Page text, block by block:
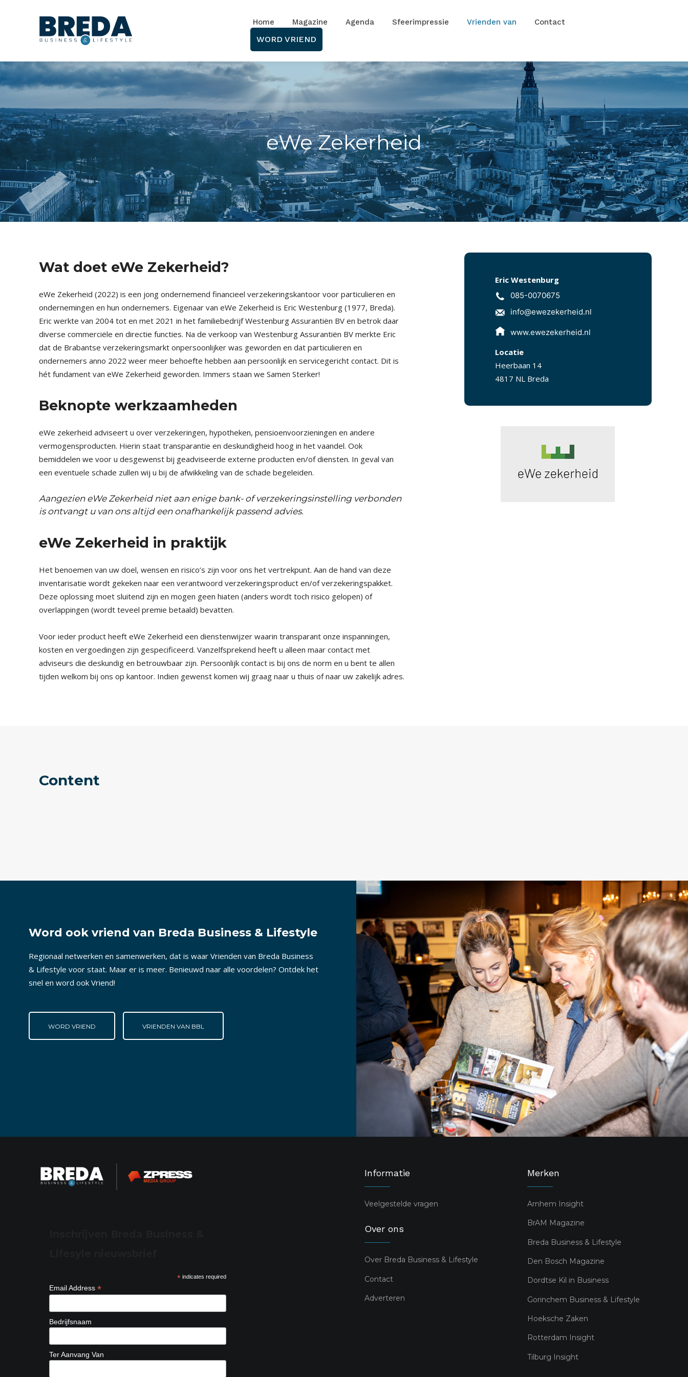
Home Magazine Agenda Sfeerimpressie Vrienden van Contact
WORD VRIEND
eWe Zekerheid
Wat doet eWe Zekerheid?
eWe Zekerheid (2022) is een jong ondernemend financieel verzekeringskantoor voor particulieren en
ondernemingen en hun ondernemers. Eigenaar van eWe Zekerheid is Eric Westenburg (1977, Breda).
Eric werkte van 2004 tot en met 2021 in het familiebedrijf Westenburg Assurantiën BV en betrok daar
diverse commerciële en directie functies. Na de verkoop van Westenburg Assurantiën BV merkte Eric
dat de Brabantse verzekeringsmarkt onpersoonlijker was geworden en dat particulieren en
ondernemers anno 2022 weer meer behoefte hebben aan persoonlijk en servicegericht contact. Dit is
hét fundament van eWe Zekerheid geworden. Immers staan we Samen Sterker!
Beknopte werkzaamheden
eWe zekerheid adviseert u over verzekeringen, hypotheken, pensioenvoorzieningen en andere
vermogensproducten. Hierin staat transparantie en deskundigheid hoog in het vaandel. Ook
bemiddelen we voor u desgewenst bij geadviseerde externe producten en/of diensten. In geval van
een eventuele schade zullen wij u bij de afwikkeling van de schade begeleiden.
​Aangezien eWe Zekerheid niet aan enige bank- of verzekeringsinstelling verbonden
is ontvangt u van ons altijd een onafhankelijk passend advies.
eWe Zekerheid in praktijk
Het benoemen van uw doel, wensen en risico’s zijn voor ons het vertrekpunt. Aan de hand van deze
inventarisatie wordt gekeken naar een verantwoord verzekeringsproduct en/of verzekeringspakket.
Deze oplossing moet sluitend zijn en mogen geen hiaten (anders wordt toch risico gelopen) of
overlappingen (wordt teveel premie betaald) bevatten.
Voor ieder product heeft eWe Zekerheid een dienstenwijzer waarin transparant onze inspanningen,
kosten en vergoedingen zijn gespecificeerd. Vanzelfsprekend heeft u alleen maar contact met
adviseurs die deskundig en betrouwbaar zijn. Persoonlijk contact is bij ons de norm en u bent te allen
tijden welkom bij ons op kantoor. Indien gewenst komen wij graag naar u thuis of naar uw zakelijk adres.
Eric Westenburg
085-0070675
info@ewezekerheid.nl
www.ewezekerheid.nl
Locatie
Heerbaan 14
4817 NL Breda
Content
Word ook vriend van Breda Business & Lifestyle
Regionaal netwerken en samenwerken, dat is waar Vrienden van Breda Business
& Lifestyle voor staat. Maar er is meer. Benieuwd naar alle voordelen? Ontdek het
snel en word ook Vriend!
WORD VRIEND VRIENDEN VAN BBL
*indicates required
Email Address *
Bedrijfsnaam
Ter Aanvang Van
Informatie
Veelgestelde vragen
Over ons
Over Breda Business & Lifestyle
Contact
Adverteren
Merken
Arnhem Insight
BrAM Magazine
Breda Business & Lifestyle
Den Bosch Magazine
Dordtse Kil in Business
Gorinchem Business & Lifestyle
Hoeksche Zaken
Rotterdam Insight
Tilburg Insight